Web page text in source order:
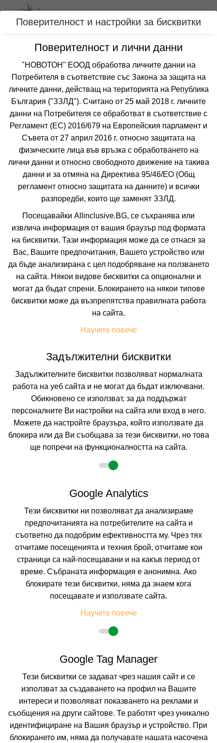
Вход
Категории
Хотел РИЛА
БОРОВЕЦ
Отзиви от клиенти за хотел РИЛА
все още няма мнения за този хотел
❮ ❯
УДОБСТВА В ХОТЕЛА FAQ ЗА ХОТЕЛА
Собствен
10.08.2026 5 нощувки
Настаняване
2 възрастни
Описание
Поверителност и настройки за бисквитки
Поверителност и лични данни
"НОВОТОН" ЕООД обработва личните данни на
Потребителя в съответствие със Закона за защита на
личните данни, действащ на територията на Република
България ("ЗЗЛД"). Считано от 25 май 2018 г. личните
данни на Потребителя се обработват в съответствие с
Регламент (ЕС) 2016/679 на Европейския парламент и
Съвета от 27 април 2016 г. относно защитата на
физическите лица във връзка с обработването на
лични данни и относно свободното движение на такива
данни и за отмяна на Директива 95/46/EО (Общ
регламент относно защитата на данните) и всички
разпоредби, които ще заменят ЗЗЛД.
Посещавайки Allinclusive.BG, се съхранява или
извлича информация от вашия браузър под формата
на бисквитки. Тази информация може да се отнася за
Вас, Вашите предпочитания, Вашето устройство или
да бъде анализирана с цел подобряване на ползването
на сайта. Някои видове бисквитки са опционални и
могат да бъдат спрени. Блокирането на някои типове
бисквитки може да възпрепятства правилната работа
на сайта.
Научете повече
Задължителни бисквитки
Задължителните бисквитки позволяват нормалната
работа на уеб сайта и не могат да бъдат изключвани.
Обикновено се използват, за да поддържат
персоналните Ви настройки на сайта или вход в него.
Можете да настройте браузъра, който използвате да
блокира или да Ви съобщава за тези бисквитки, но това
ще попречи на функционалността на сайта.
Google Analytics
Тези бисквитки ни позволяват да анализираме
предпочитанията на потребителите на сайта и
съответно да подобрим ефективността му. Чрез тях
отчитаме посещенията и техния брой, отчитаме кои
страници са най-посещавани и на какъв период от
време. Събраната информация е анонимна. Ако
блокирате тези бисквитки, няма да знаем кога
посещавате и използвате сайта.
Научете повече
Google Tag Manager
Тези бисквитки се задават чрез нашия сайт и се
използват за създаването на профил на Вашите
интереси и позволяват показването на реклами и
съобщения на други сайтове. Те работят чрез уникално
идентифициране на Вашия браузър и устройство. При
блокирането им, няма да получавате нашата насочена